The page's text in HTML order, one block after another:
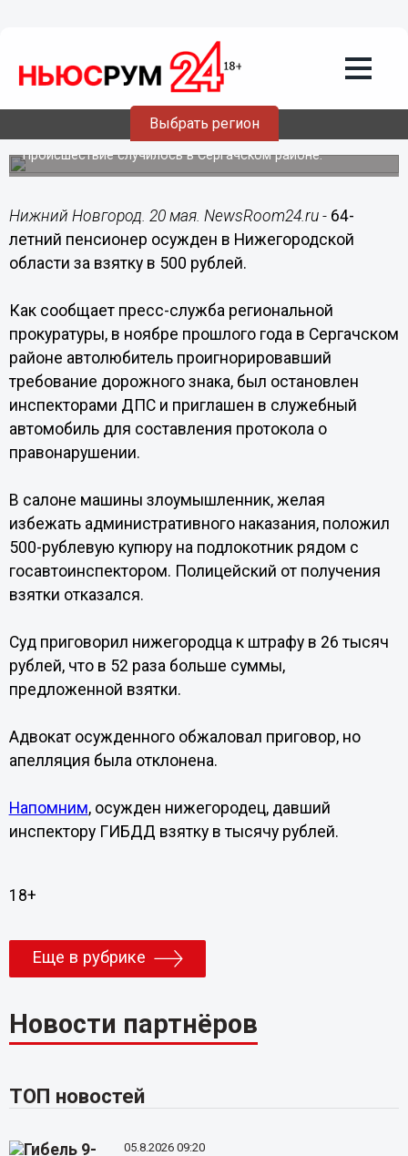
Выбрать регион
64-летний пенсионер осужден в
Нижегородской области за взятку в
Происшествие случилось в Сергачском районе.
Нижний Новгород. 20 мая. NewsRoom24.ru - 64-
летний пенсионер осужден в Нижегородской
области за взятку в 500 рублей.
Как сообщает пресс-служба региональной
прокуратуры, в ноябре прошлого года в Сергачском
районе автолюбитель проигнорировавший
требование дорожного знака, был остановлен
инспекторами ДПС и приглашен в служебный
автомобиль для составления протокола о
правонарушении.
В салоне машины злоумышленник, желая
избежать административного наказания, положил
500-рублевую купюру на подлокотник рядом с
госавтоинспектором. Полицейский от получения
взятки отказался.
Суд приговорил нижегородца к штрафу в 26 тысяч
рублей, что в 52 раза больше суммы,
предложенной взятки.
Адвокат осужденного обжаловал приговор, но
апелляция была отклонена.
Напомним, осужден нижегородец, давший
инспектору ГИБДД взятку в тысячу рублей.
18+
Еще в рубрике
Новости партнёров
ТОП новостей
05.8.2026 09:20